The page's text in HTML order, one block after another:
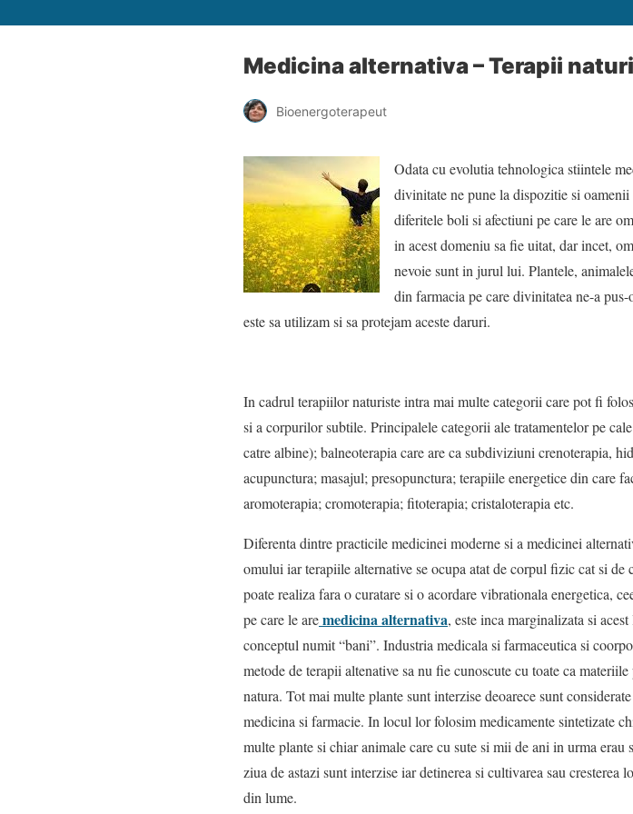
Medicina alternativa – Terapii
Bioenergoterapeut
Odata cu evolutia tehnologica stiintele
divinitate ne pune la dispozitie si
diferitele boli si afectiuni pe care le are
in acest domeniu sa fie uitat, dar incet,
nevoie sunt in jurul lui. Plantele,
din farmacia pe care divinitatea ne-a
este sa utilizam si sa protejam aceste daruri.
In cadrul terapiilor naturiste intra mai multe categorii care pot fi
si a corpurilor subtile. Principalele categorii ale tratamentelor pe
catre albine); balneoterapia care are ca subdiviziuni crenoterapia,
acupunctura; masajul; presopunctura; terapiile energetice din care
aromoterapia; cromoterapia; fitoterapia; cristaloterapia etc.
Diferenta dintre practicile medicinei moderne si a medicinei
omului iar terapiile alternative se ocupa atat de corpul fizic cat si
poate realiza fara o curatare si o acordare vibrationala energetica,
pe care le aremedicina alternativa, este inca marginalizata si
conceptul numit “bani”. Industria medicala si farmaceutica si
metode de terapii altenative sa nu fie cunoscute cu toate ca
natura. Tot mai multe plante sunt interzise deoarece sunt
medicina si farmacie. In locul lor folosim medicamente sintetizate
multe plante si chiar animale care cu sute si mii de ani in urma
ziua de astazi sunt interzise iar detinerea si cultivarea sau
din lume.